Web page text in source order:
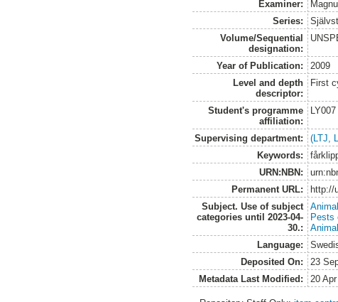
Examiner:
Series:
Volume/Sequential
designation:
Year of Publication:
2009
Level and depth
descriptor:
First
Student's programme
affiliation:
Supervising department:
(LTJ,
Keywords:
URN:NBN:
Permanent URL:
http://
Subject. Use of subject
categories until 2023-04-
30.:
Pests
Language:
Deposited On:
23
Metadata Last Modified:
20